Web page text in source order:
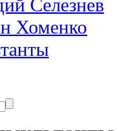
Се́лезнев
Хоменко